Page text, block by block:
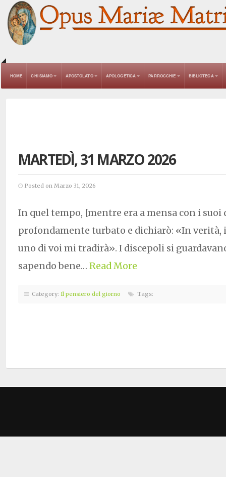
HOME CHI SIAMO APOSTOLATO APOLOGETICA PARROCCHIE BIBLIOTECA
MARTEDÌ, 31 MARZO 2026
Posted on Marzo 31, 2026
In quel tempo, [mentre era a mensa con i suoi
profondamente turbato e dichiarò: «In verità,
uno di voi mi tradirà». I discepoli si
sapendo bene… Read More
Category: Il pensiero del giorno Tags: